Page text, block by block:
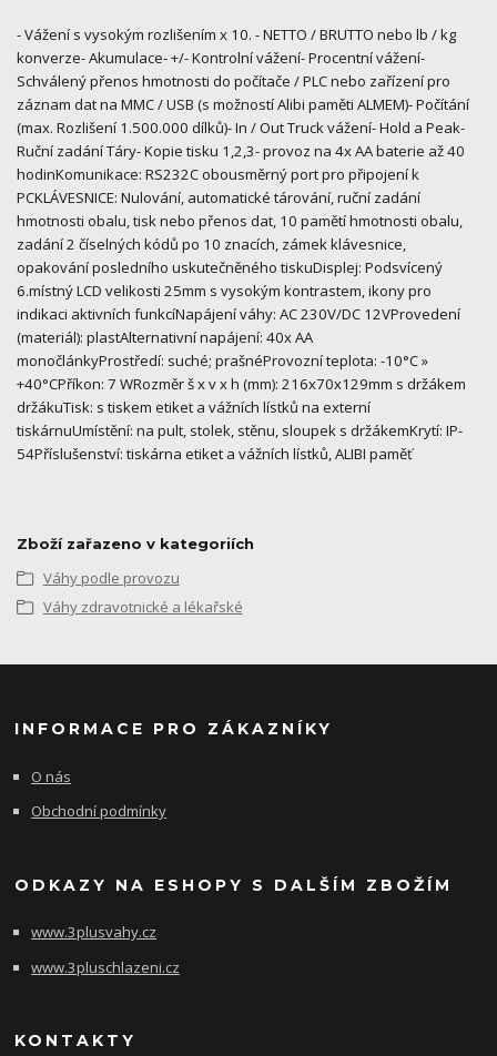
- Vážení s vysokým rozlišením x 10. - NETTO / BRUTTO nebo lb / kg
konverze- Akumulace- +/- Kontrolní vážení- Procentní vážení-
Schválený přenos hmotnosti do počítače / PLC nebo zařízení pro
záznam dat na MMC / USB (s možností Alibi paměti ALMEM)- Počítání
(max. Rozlišení 1.500.000 dílků)- In / Out Truck vážení- Hold a Peak-
Ruční zadání Táry- Kopie tisku 1,2,3- provoz na 4x AA baterie až 40
hodinKomunikace: RS232C obousměrný port pro připojení k
PCKLÁVESNICE: Nulování, automatické tárování, ruční zadání
hmotnosti obalu, tisk nebo přenos dat, 10 pamětí hmotnosti obalu,
zadání 2 číselných kódů po 10 znacích, zámek klávesnice,
opakování posledního uskutečněného tiskuDisplej: Podsvícený
6.místný LCD velikosti 25mm s vysokým kontrastem, ikony pro
indikaci aktivních funkcíNapájení váhy: AC 230V/DC 12VProvedení
(materiál): plastAlternativní napájení: 40x AA
monočlánkyProstředí: suché; prašnéProvozní teplota: -10°C »
+40°CPříkon: 7 WRozměr š x v x h (mm): 216x70x129mm s držákem
držákuTisk: s tiskem etiket a vážních lístků na externí
tiskárnuUmístění: na pult, stolek, stěnu, sloupek s držákemKrytí: IP-
54Příslušenství: tiskárna etiket a vážních lístků, ALIBI paměť
Zboží zařazeno v kategoriích
Váhy podle provozu
Váhy zdravotnické a lékařské
INFORMACE PRO ZÁKAZNÍKY
O nás
Obchodní podmínky
ODKAZY NA ESHOPY S DALŠÍM ZBOŽÍM
www.3plusvahy.cz
www.3pluschlazeni.cz
KONTAKTY